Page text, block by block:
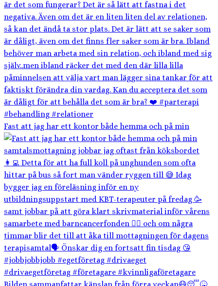
Fast att jag har ett kontor både hemma och på min